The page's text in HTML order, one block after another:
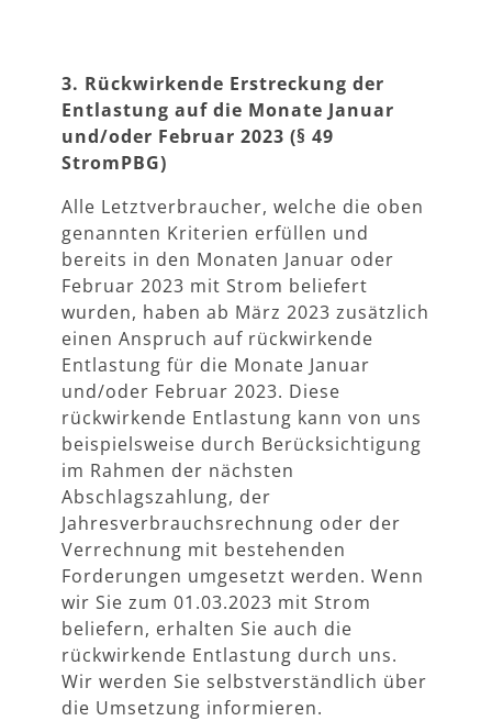
3. Rückwirkende Erstreckung der
Entlastung auf die Monate Januar
und/oder Februar 2023 (§ 49
StromPBG)
Alle Letztverbraucher, welche die oben
genannten Kriterien erfüllen und
bereits in den Monaten Januar oder
Februar 2023 mit Strom beliefert
wurden, haben ab März 2023 zusätzlich
einen Anspruch auf rückwirkende
Entlastung für die Monate Januar
und/oder Februar 2023. Diese
rückwirkende Entlastung kann von uns
beispielsweise durch Berücksichtigung
im Rahmen der nächsten
Abschlagszahlung, der
Jahresverbrauchsrechnung oder der
Verrechnung mit bestehenden
Forderungen umgesetzt werden. Wenn
wir Sie zum 01.03.2023 mit Strom
beliefern, erhalten Sie auch die
rückwirkende Entlastung durch uns.
Wir werden Sie selbstverständlich über
die Umsetzung informieren.